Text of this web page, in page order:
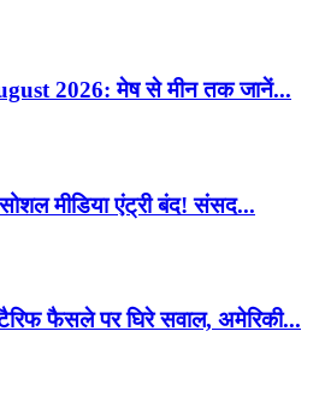
2026: मेष से मीन तक जानें...
मीडिया एंट्री बंद! संसद...
फैसले पर घिरे सवाल, अमेरिकी...